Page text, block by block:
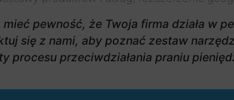
mieć pewność, że Twoja firma działa w
się z nami, aby poznać zestaw
procesu przeciwdziałania praniu